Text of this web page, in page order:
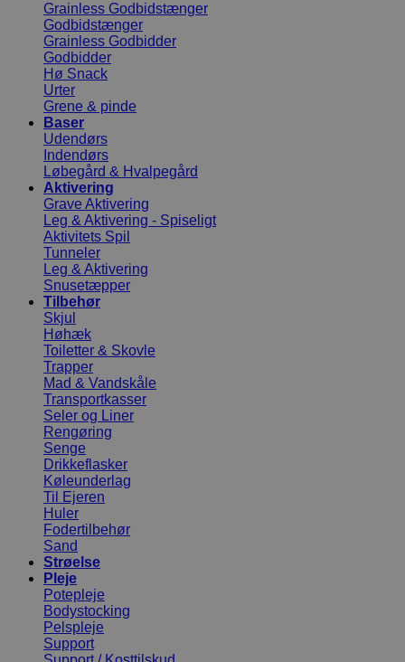
Grainless Godbidstænger
Godbidstænger
Grainless Godbidder
Godbidder
Hø Snack
Urter
Grene & pinde
Baser
Udendørs
Indendørs
Løbegård & Hvalpegård
Aktivering
Grave Aktivering
Leg & Aktivering - Spiseligt
Aktivitets Spil
Tunneler
Leg & Aktivering
Snusetæpper
Tilbehør
Skjul
Høhæk
Toiletter & Skovle
Trapper
Mad & Vandskåle
Transportkasser
Seler og Liner
Rengøring
Senge
Drikkeflasker
Køleunderlag
Til Ejeren
Huler
Fodertilbehør
Sand
Strøelse
Pleje
Potepleje
Bodystocking
Pelspleje
Support